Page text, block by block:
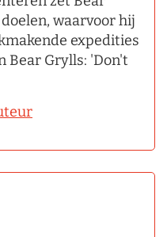
waarvoor hij
expedities
Bear Grylls: 'Don't